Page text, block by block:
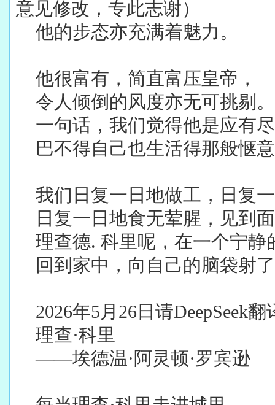
意见修改，专此志谢）
他的步态亦充满着魅力。
他很富有，简直富压皇帝，
令人倾倒的风度亦无可挑剔。
一句话，我们觉得他是应有
巴不得自己也生活得那般惬
我们日复一日地做工，日复
日复一日地食无荤腥，见到
理查德. 科里呢，在一个宁静
回到家中，向自己的脑袋射
2026年5月26日请DeepSeek
理查·科里
——埃德温·阿灵顿·罗宾逊